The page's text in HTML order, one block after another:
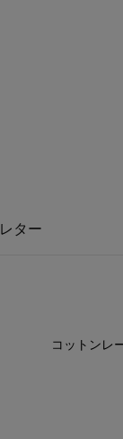
レター
コットンレ